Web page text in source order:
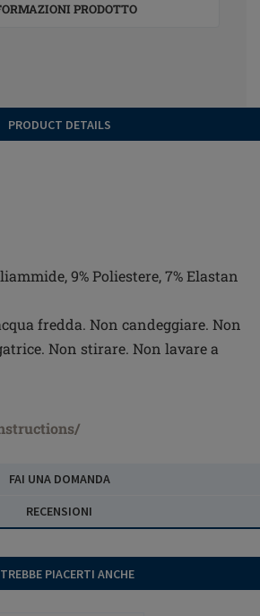
PRODOTTO
PRODUCT DETAILS
9% Poliestere, 7% Elastan
fredda. Non candeggiare. Non
Non stirare. Non lavare a
FAI UNA DOMANDA
RECENSIONI
PIACERTI ANCHE